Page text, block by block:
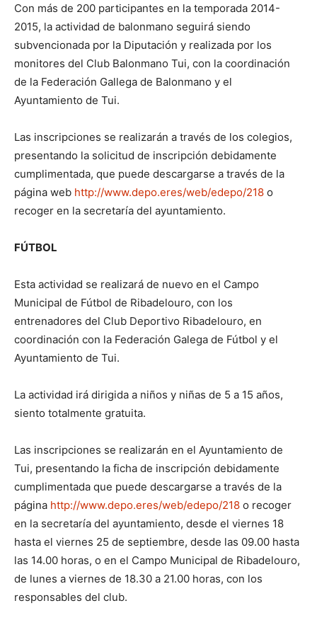
Con más de 200 participantes en la temporada 2014-
2015, la actividad de balonmano seguirá siendo
subvencionada por la Diputación y realizada por los
monitores del Club Balonmano Tui, con la coordinación
de la Federación Gallega de Balonmano y el
Ayuntamiento de Tui.
Las inscripciones se realizarán a través de los colegios,
presentando la solicitud de inscripción debidamente
cumplimentada, que puede descargarse a través de la
página web http://www.depo.eres/web/edepo/218 o
recoger en la secretaría del ayuntamiento.
FÚTBOL
Esta actividad se realizará de nuevo en el Campo
Municipal de Fútbol de Ribadelouro, con los
entrenadores del Club Deportivo Ribadelouro, en
coordinación con la Federación Galega de Fútbol y el
Ayuntamiento de Tui.
La actividad irá dirigida a niños y niñas de 5 a 15 años,
siento totalmente gratuita.
Las inscripciones se realizarán en el Ayuntamiento de
Tui, presentando la ficha de inscripción debidamente
cumplimentada que puede descargarse a través de la
página http://www.depo.eres/web/edepo/218 o recoger
en la secretaría del ayuntamiento, desde el viernes 18
hasta el viernes 25 de septiembre, desde las 09.00 hasta
las 14.00 horas, o en el Campo Municipal de Ribadelouro,
de lunes a viernes de 18.30 a 21.00 horas, con los
responsables del club.